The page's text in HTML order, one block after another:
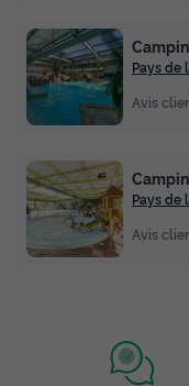
Pays de
Avis
Pays de
Avis